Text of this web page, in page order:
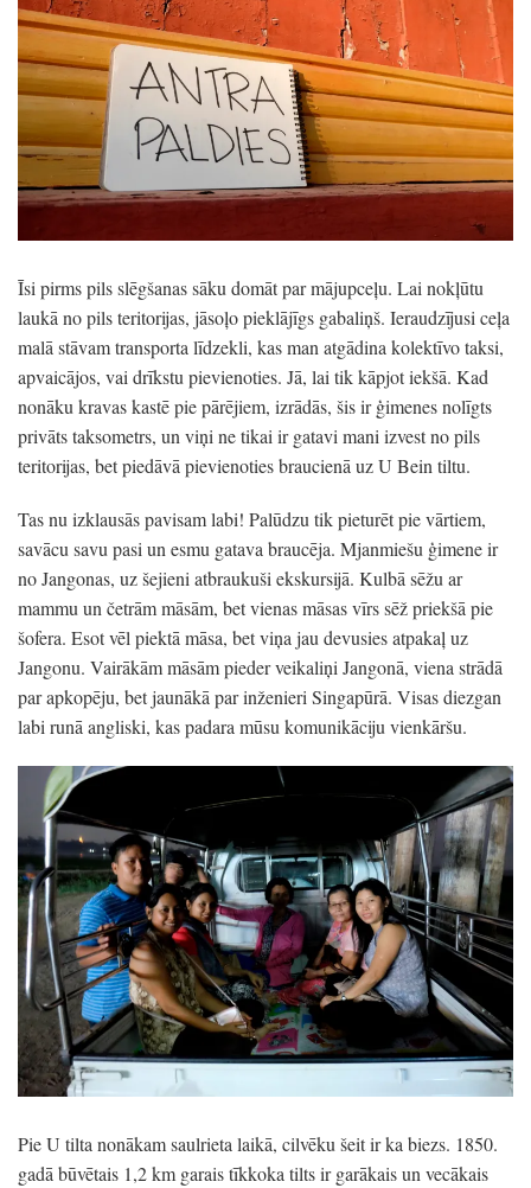
Īsi pirms pils slēgšanas sāku domāt par mājupceļu. Lai nokļūtu
laukā no pils teritorijas, jāsoļo pieklājīgs gabaliņš. Ieraudzījusi ceļa
malā stāvam transporta līdzekli, kas man atgādina kolektīvo taksi,
apvaicājos, vai drīkstu pievienoties. Jā, lai tik kāpjot iekšā. Kad
nonāku kravas kastē pie pārējiem, izrādās, šis ir ģimenes nolīgts
privāts taksometrs, un viņi ne tikai ir gatavi mani izvest no pils
teritorijas, bet piedāvā pievienoties braucienā uz U Bein tiltu.
Tas nu izklausās pavisam labi! Palūdzu tik pieturēt pie vārtiem,
savācu savu pasi un esmu gatava braucēja. Mjanmiešu ģimene ir
no Jangonas, uz šejieni atbraukuši ekskursijā. Kulbā sēžu ar
mammu un četrām māsām, bet vienas māsas vīrs sēž priekšā pie
šofera. Esot vēl piektā māsa, bet viņa jau devusies atpakaļ uz
Jangonu. Vairākām māsām pieder veikaliņi Jangonā, viena strādā
par apkopēju, bet jaunākā par inženieri Singapūrā. Visas diezgan
labi runā angliski, kas padara mūsu komunikāciju vienkāršu.
Pie U tilta nonākam saulrieta laikā, cilvēku šeit ir ka biezs. 1850.
gadā būvētais 1,2 km garais tīkkoka tilts ir garākais un vecākais